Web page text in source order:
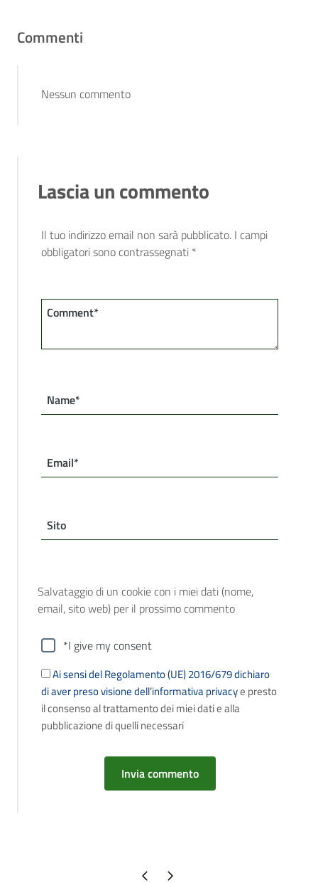
Commenti
Nessun commento
Lascia un commento
Il tuo indirizzo email non sarà pubblicato. I campi
obbligatori sono contrassegnati *
Comment*
Name*
Email*
Sito
Salvataggio di un cookie con i miei dati (nome,
email, sito web) per il prossimo commento
*I give my consent
Ai sensi del Regolamento (UE) 2016/679 dichiaro
di aver preso visione dell’informativa privacye presto
il consenso al trattamento dei miei dati e alla
pubblicazione di quelli necessari
Pagina precedente
Pagina successiva